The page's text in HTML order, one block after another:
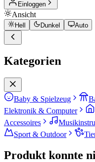
Einloggen
Ansicht
Hell Dunkel Auto
Kategorien
Baby & Spielzeug
Elektronik & Computer
Accessoires
Sport & Outdoor
Produkt konnte